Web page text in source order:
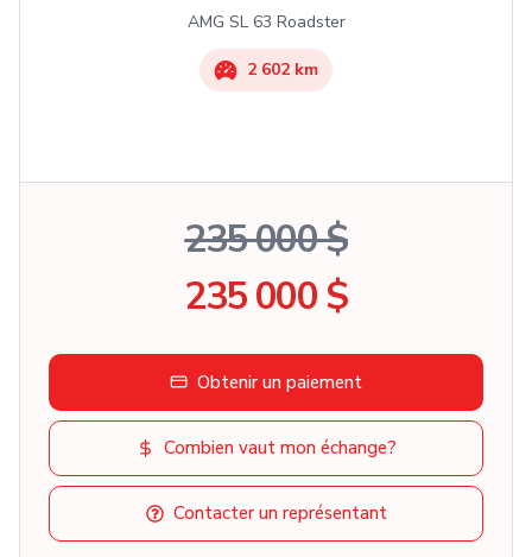
AMG SL 63 Roadster
2 602 km
235 000 $
235 000 $
Obtenir un paiement
Combien vaut mon échange?
Contacter un représentant